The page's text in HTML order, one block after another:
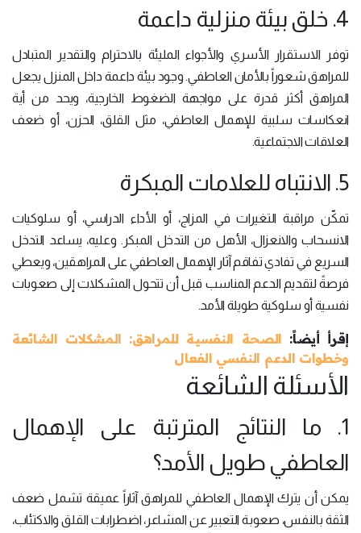
4. خلق بيئة منزلية داعمة
توفر الاستقرار الأسري والأجواء المليئة بالاحترام والتقدير المتبادل
للمراهق شعوراً بالأمان العاطفي. وجود بيئة داعمة داخل المنزل يجعل
المراهق أكثر قدرة على مواجهة الضغوط الخارجية، ويحد من أية
انعكاسات سلبية للإهمال العاطفي، مثل القلق، الحزن، أو ضعف
العلاقات الاجتماعية.
5. الانتباه للعلامات المبكرة
تمكّن مراقبة التغيرات في المزاج، أو الأداء الدراسي، أو سلوكيات
الانسحاب والانعزال، الأهل من التدخل المبكر. وعليه، يساعد التدخل
السريع في تفادي تفاقم آثار الإهمال العاطفي على المراهقين، ويعطي
فرصةً لتقديم الدعم المناسب قبل أن تتحول المشكلات إلى صعوبات
نفسية أو سلوكية طويلة الأمد.
إقرأ أيضاً: الصحة النفسية للمراهق: المشكلات الشائعة
وخطوات الدعم النفسي الفعال
الأسئلة الشائعة
1. ما النتائج المترتبة على الإهمال
العاطفي طويل الأمد؟
يمكن أن يترك الإهمال العاطفي للمراهق آثاراً عميقة تشمل ضعف
الثقة بالنفس، صعوبة التعبير عن المشاعر، اضطرابات القلق والاكتئاب،